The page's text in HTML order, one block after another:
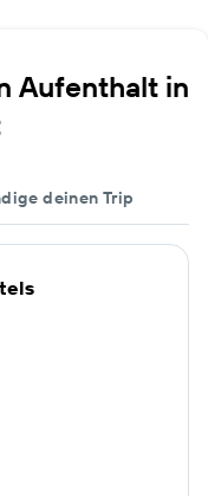
Aufenthalt in
deinen Trip